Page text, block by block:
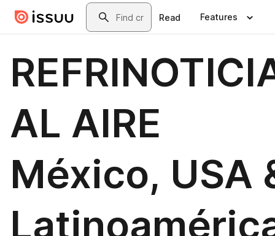
Skip to main contentSearch
Read Features
AL AIRE
México, USA